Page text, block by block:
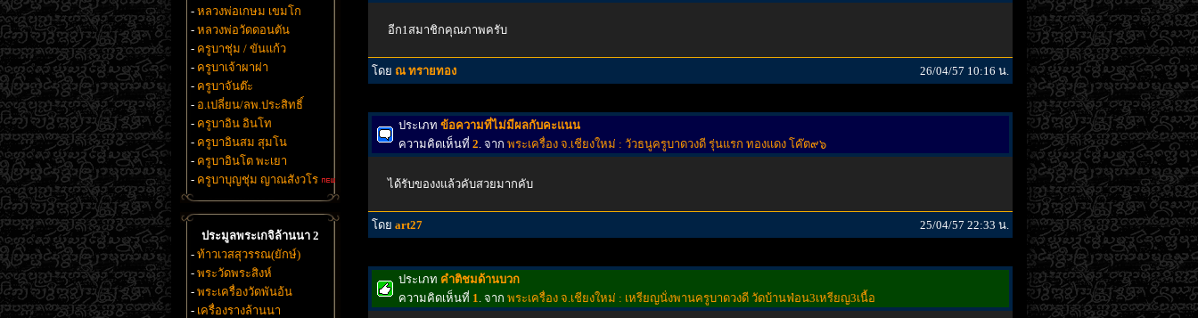
- หลวงพ่อเกษม เขมโก
- หลวงพ่อวัดดอนตัน
- ครูบาชุ่ม / ขันแก้ว
- ครูบาเจ้าผาผ่า
- ครูบาจันต๊ะ
- อ.เปลี่ยน/ลพ.ประสิทธิ์
- ครูบาอิน อินโท
- ครูบาอินสม สุมโน
- ครูบาอินโต พะเยา
- ครูบาบุญชุ่ม ญาณสังวโร
ประมูลพระเกจิล้านนา 2
- ท้าวเวสสุวรรณ(ยักษ์)
- พระวัดพระสิงห์
- พระเครื่องวัดพันอ้น
- เครื่องรางล้านนา
อีก1สมาชิกคุณภาพครับ
โดย ณ ทรายทอง 26/04/57 10:16 น.
ประเภท ข้อความที่ไม่มีผลกับคะแนน
ความคิดเห็นที่ 2. จาก พระเครื่อง จ.เชียงใหม่ : วัวธนูครูบาดวงดี รุ่นแรก ทองแดง โค๊ต๙๖
ได้รับของงแล้วคับสวยมากคับ
โดย art27 25/04/57 22:33 น.
ประเภท คำติชมด้านบวก
ความคิดเห็นที่ 1. จาก พระเครื่อง จ.เชียงใหม่ : เหรียญนั่งพานครูบาดวงดี วัดบ้านฟ่อน3เหรียญ3เนื้อ